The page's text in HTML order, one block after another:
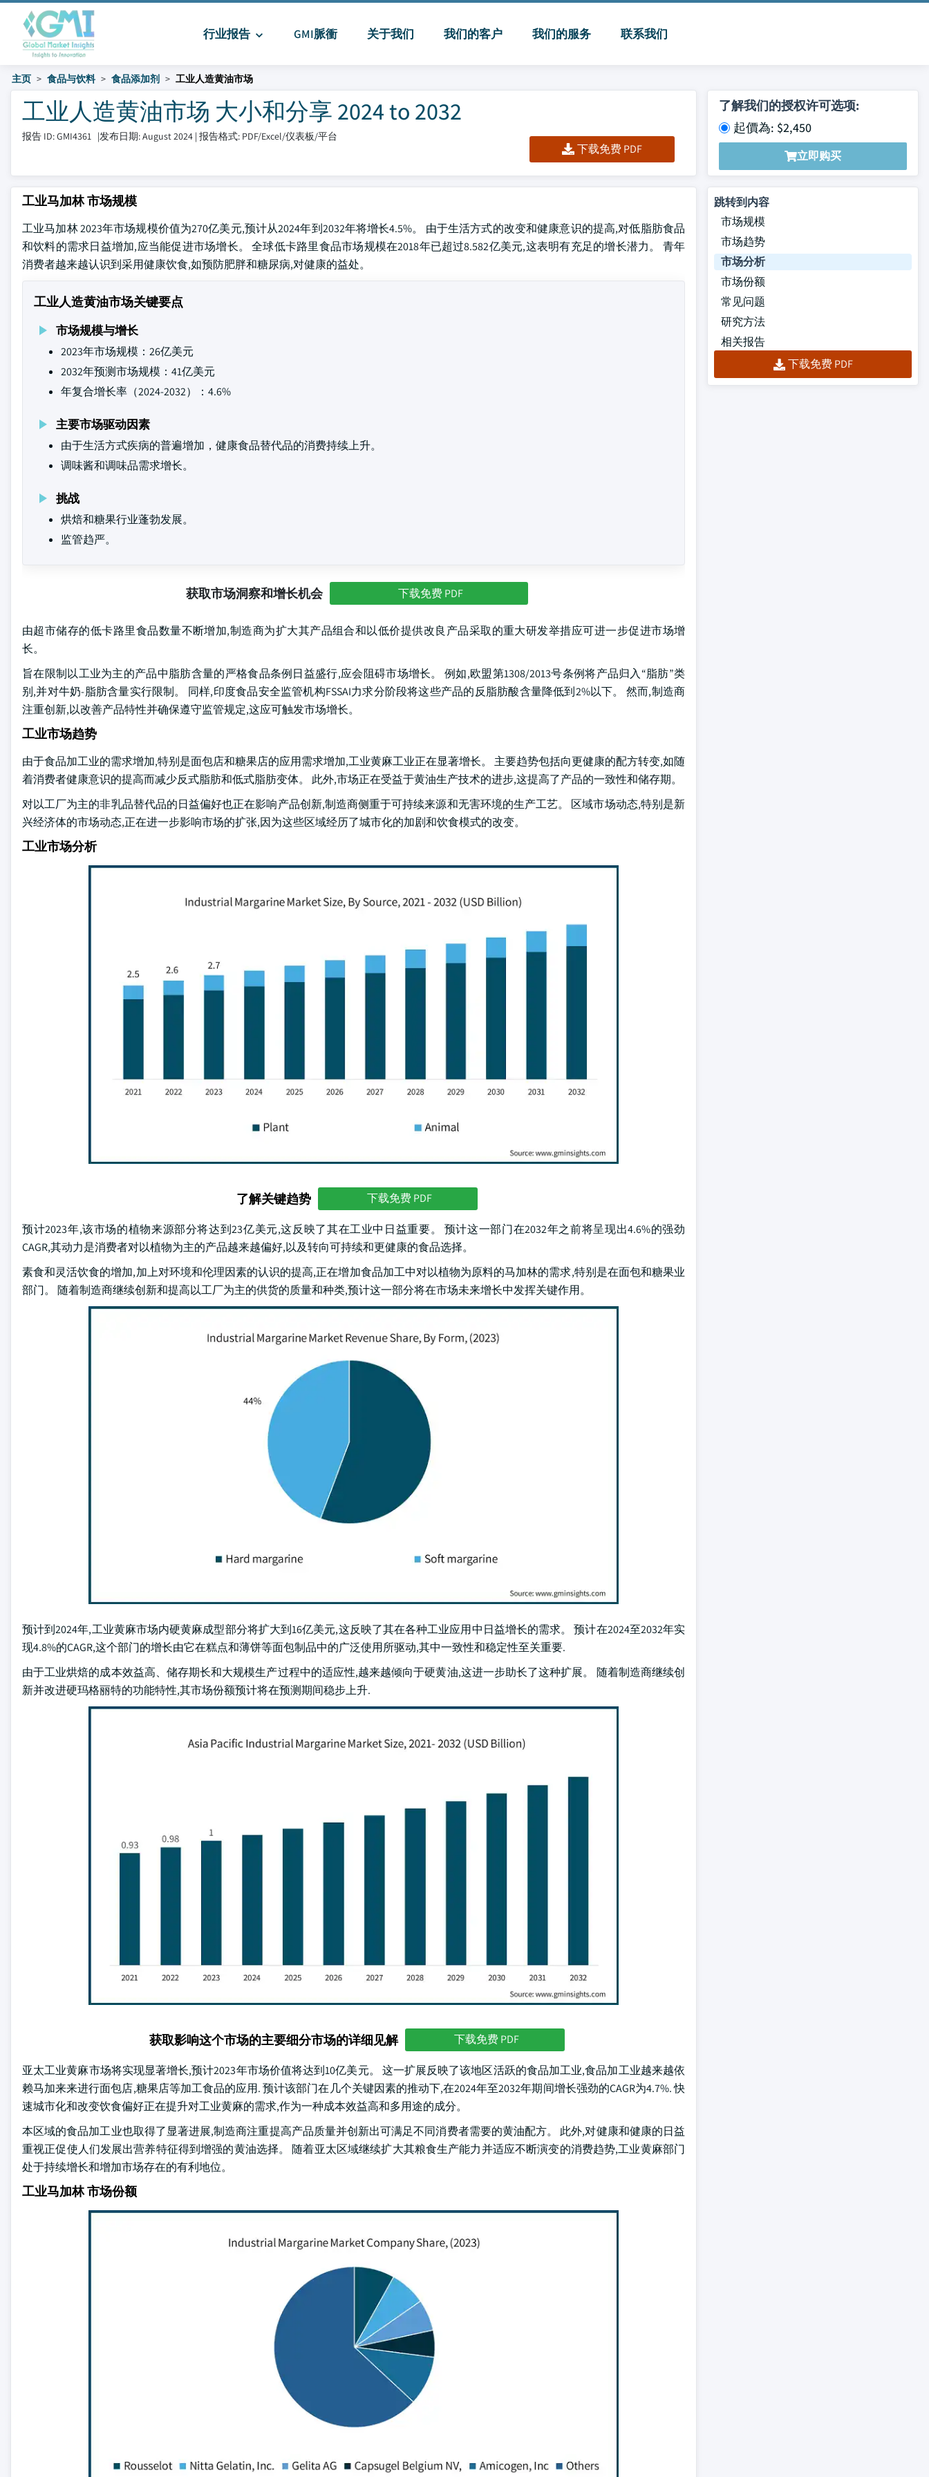
行业报告 GMI脈衝 关于我们 我们的客户 我们的服务 联系我们
主页 食品与饮料 食品添加剂 工业人造黄油市场
工业人造黄油市场 大小和分享 2024 to 2032
报告 ID: GMI4361 |发布日期: August 2024 | 报告格式: PDF/Excel/仪表板/平台
下载免费 PDF
了解我们的授权许可选项:
起價為: $2,450
立即购买
工业马加林 市场规模
工业马加林 2023年市场规模价值为270亿美元,预计从2024年到2032年将增长4.5%。 由于生活方式的改变和健康意识的提高,对低脂肪食品
和饮料的需求日益增加,应当能促进市场增长。 全球低卡路里食品市场规模在2018年已超过8.582亿美元,这表明有充足的增长潜力。 青年
消费者越来越认识到采用健康饮食,如预防肥胖和糖尿病,对健康的益处。
工业人造黄油市场关键要点
市场规模与增长
2023年市场规模：26亿美元
2032年预测市场规模：41亿美元
年复合增长率（2024-2032）：4.6%
主要市场驱动因素
由于生活方式疾病的普遍增加，健康食品替代品的消费持续上升。
调味酱和调味品需求增长。
挑战
烘焙和糖果行业蓬勃发展。
监管趋严。
获取市场洞察和增长机会 下载免费 PDF
由超市储存的低卡路里食品数量不断增加,制造商为扩大其产品组合和以低价提供改良产品采取的重大研发举措应可进一步促进市场增
长。
旨在限制以工业为主的产品中脂肪含量的严格食品条例日益盛行,应会阻碍市场增长。 例如,欧盟第1308/2013号条例将产品归入“脂肪”类
别,并对牛奶-脂肪含量实行限制。 同样,印度食品安全监管机构FSSAI力求分阶段将这些产品的反脂肪酸含量降低到2%以下。 然而,制造商
注重创新,以改善产品特性并确保遵守监管规定,这应可触发市场增长。
工业市场趋势
由于食品加工业的需求增加,特别是面包店和糖果店的应用需求增加,工业黄麻工业正在显著增长。 主要趋势包括向更健康的配方转变,如随
着消费者健康意识的提高而减少反式脂肪和低式脂肪变体。 此外,市场正在受益于黄油生产技术的进步,这提高了产品的一致性和储存期。
对以工厂为主的非乳品替代品的日益偏好也正在影响产品创新,制造商侧重于可持续来源和无害环境的生产工艺。 区域市场动态,特别是新
兴经济体的市场动态,正在进一步影响市场的扩张,因为这些区域经历了城市化的加剧和饮食模式的改变。
工业市场分析
了解关键趋势 下载免费 PDF
预计2023年,该市场的植物来源部分将达到23亿美元,这反映了其在工业中日益重要。 预计这一部门在2032年之前将呈现出4.6%的强劲
CAGR,其动力是消费者对以植物为主的产品越来越偏好,以及转向可持续和更健康的食品选择。
素食和灵活饮食的增加,加上对环境和伦理因素的认识的提高,正在增加食品加工中对以植物为原料的马加林的需求,特别是在面包和糖果业
部门。 随着制造商继续创新和提高以工厂为主的供货的质量和种类,预计这一部分将在市场未来增长中发挥关键作用。
预计到2024年,工业黄麻市场内硬黄麻成型部分将扩大到16亿美元,这反映了其在各种工业应用中日益增长的需求。 预计在2024至2032年实
现4.8%的CAGR,这个部门的增长由它在糕点和薄饼等面包制品中的广泛使用所驱动,其中一致性和稳定性至关重要.
由于工业烘焙的成本效益高、储存期长和大规模生产过程中的适应性,越来越倾向于硬黄油,这进一步助长了这种扩展。 随着制造商继续创
新并改进硬玛格丽特的功能特性,其市场份额预计将在预测期间稳步上升.
获取影响这个市场的主要细分市场的详细见解 下载免费 PDF
亚太工业黄麻市场将实现显著增长,预计2023年市场价值将达到10亿美元。 这一扩展反映了该地区活跃的食品加工业,食品加工业越来越依
赖马加来来进行面包店,糖果店等加工食品的应用. 预计该部门在几个关键因素的推动下,在2024年至2032年期间增长强劲的CAGR为4.7%. 快
速城市化和改变饮食偏好正在提升对工业黄麻的需求,作为一种成本效益高和多用途的成分。
本区域的食品加工业也取得了显著进展,制造商注重提高产品质量并创新出可满足不同消费者需要的黄油配方。 此外,对健康和健康的日益
重视正促使人们发展出营养特征得到增强的黄油选择。 随着亚太区域继续扩大其粮食生产能力并适应不断演变的消费趋势,工业黄麻部门
处于持续增长和增加市场存在的有利地位。
工业马加林 市场份额
跳转到内容
市场规模
市场趋势
市场分析
市场份额
常见问题
研究方法
相关报告
下载免费 PDF